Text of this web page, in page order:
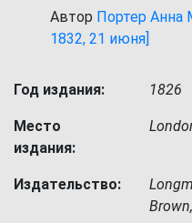
Автор Портер Анна
1832, 21 июня]
Год издания: 1826
Место
издания:
Издательство: